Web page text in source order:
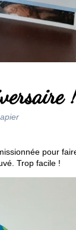
pour
Trop facile !